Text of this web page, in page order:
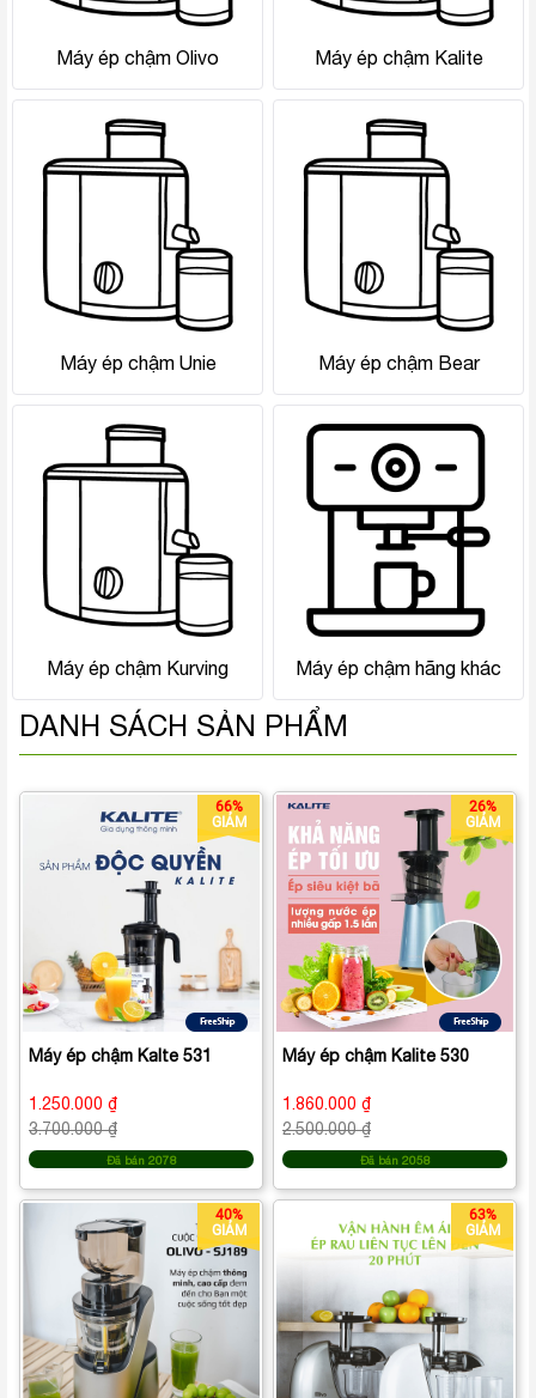
Máy ép chậm Olivo Máy ép chậm Kalite
Máy ép chậm Unie Máy ép chậm Bear
Máy ép chậm Kurving Máy ép chậm hãng khác
DANH SÁCH SẢN PHẨM
66%
GIẢM
Máy ép chậm Kalte 531
1.250.000 ₫
3.700.000 ₫
Đã bán 2078
26%
GIẢM
Máy ép chậm Kalite 530
1.860.000 ₫
2.500.000 ₫
Đã bán 2058
40%
GIẢM
63%
GIẢM